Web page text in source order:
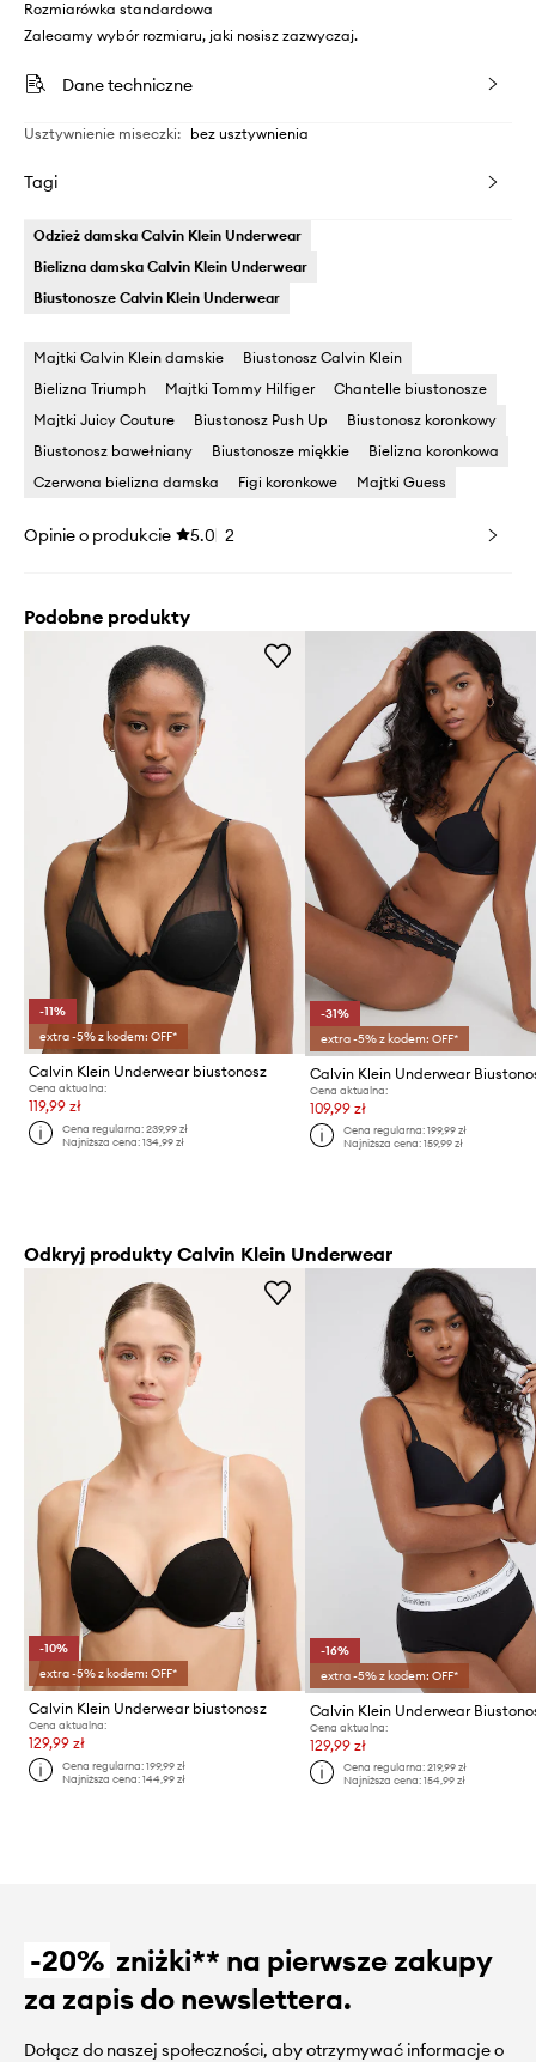
Rozmiarówka standardowa
Zalecamy wybór rozmiaru, jaki nosisz zazwyczaj.
Dane techniczne
Usztywnienie miseczki: bez usztywnienia
Tagi
Odzież damska Calvin Klein Underwear
Bielizna damska Calvin Klein Underwear
Biustonosze Calvin Klein Underwear
Majtki Calvin Klein damskie
Biustonosz Calvin Klein
Bielizna Triumph
Majtki Tommy Hilfiger
Chantelle biustonosze
Majtki Juicy Couture
Biustonosz Push Up
Biustonosz koronkowy
Biustonosz bawełniany
Biustonosze miękkie
Bielizna koronkowa
Czerwona bielizna damska
Figi koronkowe Majtki Guess
Opinie o produkcie 5.0 2
Podobne produkty
-11%
extra -5% z kodem: OFF*
Calvin Klein Underwear biustonosz
Cena aktualna:
119,99 zł
Cena regularna:239,99 zł
Najniższa cena:134,99 zł
-31%
extra -5% z kodem: OFF*
Calvin Klein Underwear
Cena aktualna:
109,99 zł
Cena regularna: 199,99 zł
Najniższa cena: 159,99 zł
Odkryj produkty Calvin Klein Underwear
-10%
extra -5% z kodem: OFF*
Calvin Klein Underwear biustonosz
Cena aktualna:
129,99 zł
Cena regularna:199,99 zł
Najniższa cena:144,99 zł
-16%
extra -5% z kodem: OFF*
Calvin Klein Underwear
Cena aktualna:
129,99 zł
Cena regularna: 219,99 zł
Najniższa cena: 154,99 zł
-20% zniżki** na pierwsze zakupy
za zapis do newslettera.
Dołącz do naszej społeczności, aby otrzymywać informacje o